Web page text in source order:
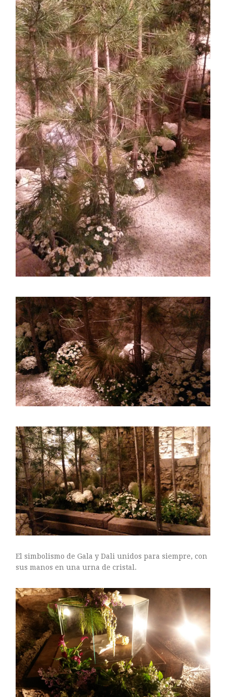
ASTILBE, EL SUEÑO DE UNA NOVIA
Astilbe, las flores que sueñan
MANOS QUE CREAN: ROSA VALLS EN FLORIPLANT
BROMELIAS, BIENVENIDAS A CASA
RANUNCULOS, FRANCESILLAS …
Ricard
ASTILBE, EL SUEÑO DE UNA NOVIA
Isabel
RANUNCULOS, FRANCESILLAS …
Silvia
Astilbe, las flores que sueñan
Julio
RANUNCULOS, FRANCESILLAS …
El simbolismo de Gala y Dali unidos para siempre, con
sus manos en una urna de cristal.